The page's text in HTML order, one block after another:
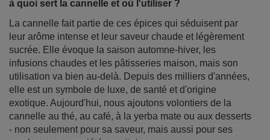
exotique. Aujourd'hui, nous ajoutons volontiers de la
cannelle au thé, au café, à la yerba mate ou aux desserts
- non seulement pour sa saveur, mais aussi pour ses
nombreuses propriétés sanitaires.
En savoir plus